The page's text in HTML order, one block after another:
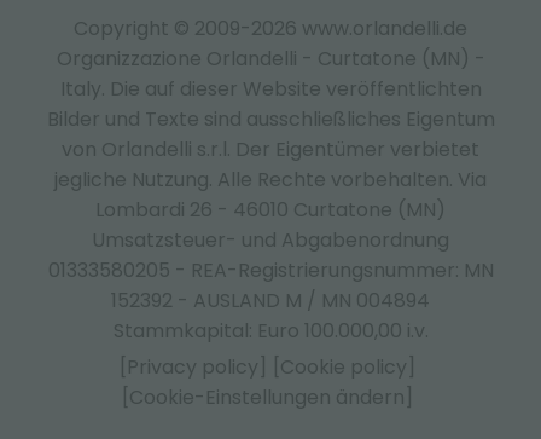
Copyright © 2009-2026 www.orlandelli.de
Organizzazione Orlandelli - Curtatone (MN) -
Italy. Die auf dieser Website veröffentlichten
Bilder und Texte sind ausschließliches Eigentum
von Orlandelli s.r.l. Der Eigentümer verbietet
jegliche Nutzung. Alle Rechte vorbehalten. Via
Lombardi 26 - 46010 Curtatone (MN)
Umsatzsteuer- und Abgabenordnung
01333580205 - REA-Registrierungsnummer: MN
152392 - AUSLAND M / MN 004894
Stammkapital: Euro 100.000,00 i.v.
[Privacy policy]
[Cookie policy]
[Cookie-Einstellungen ändern]